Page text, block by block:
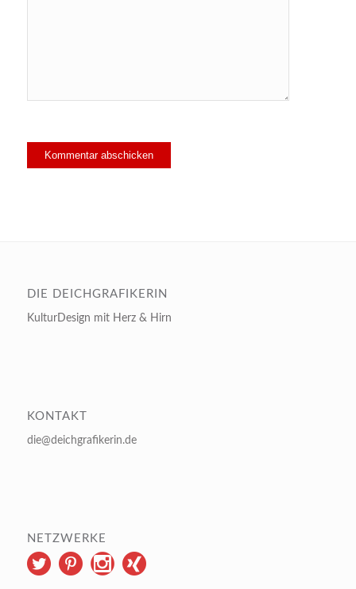
DIE DEICHGRAFIKERIN
KulturDesign mit Herz & Hirn
KONTAKT
die@deichgrafikerin.de
NETZWERKE